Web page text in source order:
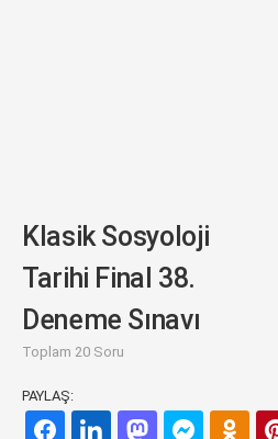
Klasik Sosyoloji
Tarihi Final 38.
Deneme Sınavı
Toplam 20 Soru
PAYLAŞ: